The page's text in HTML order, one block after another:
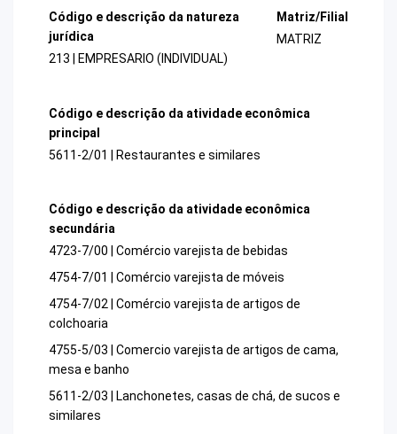
Código e descrição da natureza
jurídica
213 | EMPRESARIO (INDIVIDUAL)
Matriz/Filial
MATRIZ
Código e descrição da atividade econômica
principal
5611-2/01 | Restaurantes e similares
Código e descrição da atividade econômica
secundária
4723-7/00 | Comércio varejista de bebidas
4754-7/01 | Comércio varejista de móveis
4754-7/02 | Comércio varejista de artigos de
colchoaria
4755-5/03 | Comercio varejista de artigos de cama,
mesa e banho
5611-2/03 | Lanchonetes, casas de chá, de sucos e
similares